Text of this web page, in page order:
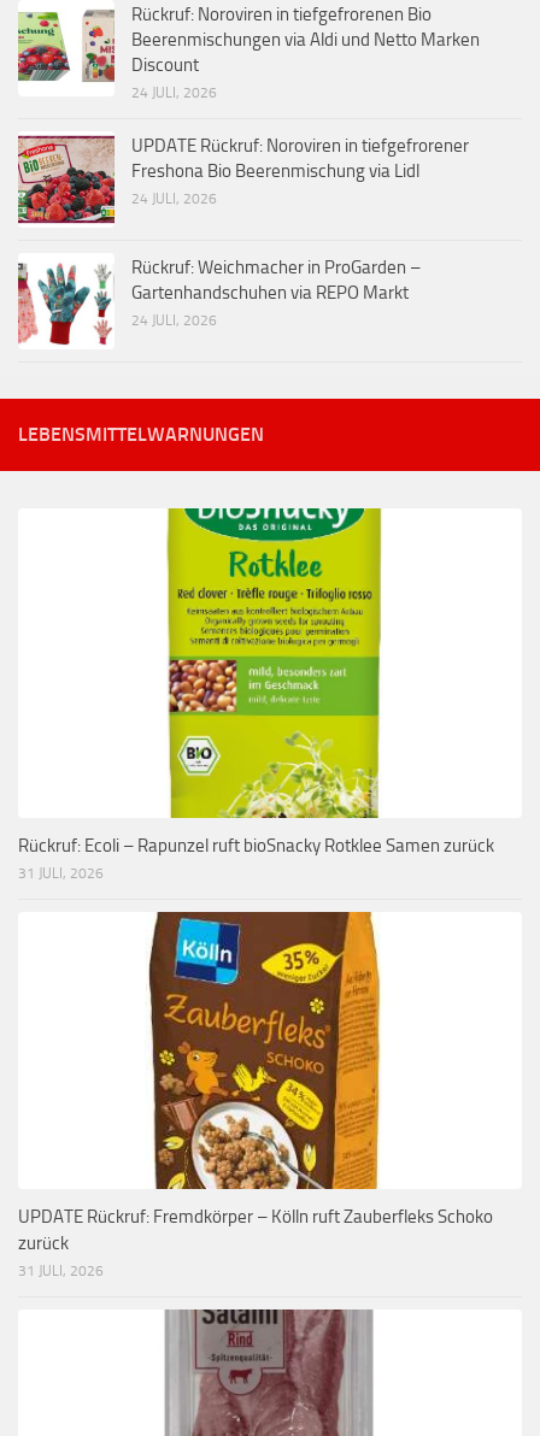
Rückruf: Noroviren in tiefgefrorenen Bio
Beerenmischungen via Aldi und Netto Marken
Discount
24 JULI, 2026
UPDATE Rückruf: Noroviren in tiefgefrorener
Freshona Bio Beerenmischung via Lidl
24 JULI, 2026
Rückruf: Weichmacher in ProGarden –
Gartenhandschuhen via REPO Markt
24 JULI, 2026
LEBENSMITTELWARNUNGEN
Rückruf: Ecoli – Rapunzel ruft bioSnacky Rotklee Samen zurück
31 JULI, 2026
UPDATE Rückruf: Fremdkörper – Kölln ruft Zauberfleks Schoko
zurück
31 JULI, 2026